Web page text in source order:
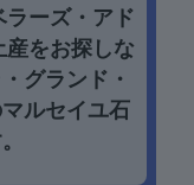
ーズ・アド
をお探しな
グランド・
ルセイユ石